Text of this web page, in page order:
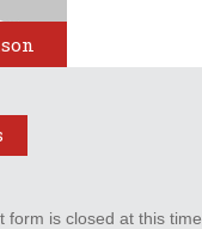
form is closed at this time.